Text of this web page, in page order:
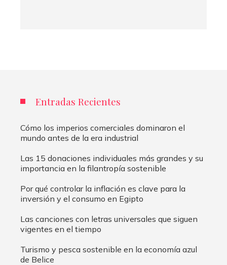
Entradas Recientes
Cómo los imperios comerciales dominaron el
mundo antes de la era industrial
Las 15 donaciones individuales más grandes y su
importancia en la filantropía sostenible
Por qué controlar la inflación es clave para la
inversión y el consumo en Egipto
Las canciones con letras universales que siguen
vigentes en el tiempo
Turismo y pesca sostenible en la economía azul
de Belice